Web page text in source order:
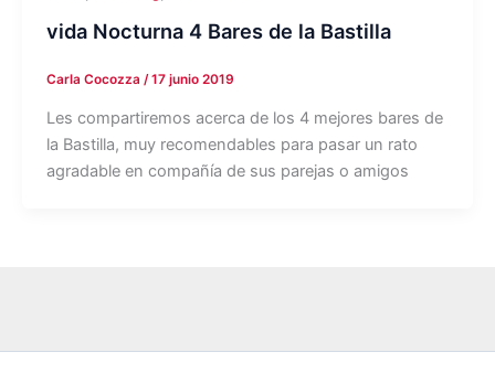
vida Nocturna 4 Bares de la Bastilla
Carla Cocozza /17 junio 2019
Les compartiremos acerca de los 4 mejores bares de
la Bastilla, muy recomendables para pasar un rato
agradable en compañía de sus parejas o amigos